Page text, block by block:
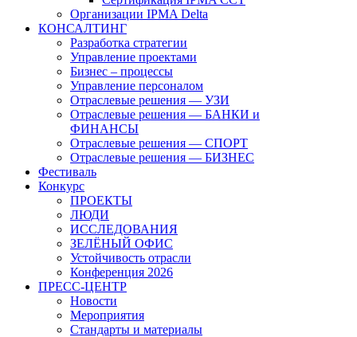
Организации IPMA Delta
КОНСАЛТИНГ
Разработка стратегии
Управление проектами
Бизнес – процессы
Управление персоналом
Отраслевые решения — УЗИ
Отраслевые решения — БАНКИ и
ФИНАНСЫ
Отраслевые решения — СПОРТ
Отраслевые решения — БИЗНЕС
Фестиваль
Конкурс
ПРОЕКТЫ
ЛЮДИ
ИССЛЕДОВАНИЯ
ЗЕЛЁНЫЙ ОФИС
Устойчивость отрасли
Конференция 2026
ПРЕСС-ЦЕНТР
Новости
Мероприятия
Стандарты и материалы